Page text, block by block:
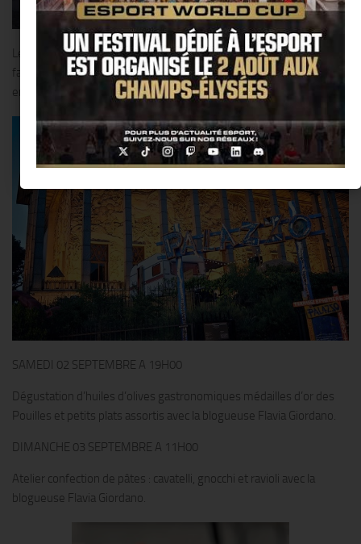
Le Palazzo vous invite à découvrir la gastronomie italienne en
famille ou entre amis au travers de ces ateliers culinaires, ce week-
end !!
SAMEDI 02 SEPTEMBRE A 19H00
Dégustation d’huiles d’olives gastronomiques médailles d’or des
Pouilles et petits plats assortis avec la blogueuse Flavia Giordano.
DIMANCHE 03 SEPTEMBRE A 11H00
Atelier confection de pâtes : cavatelli, gnocchi et ravioli avec la
blogueuse Flavia Giordano.